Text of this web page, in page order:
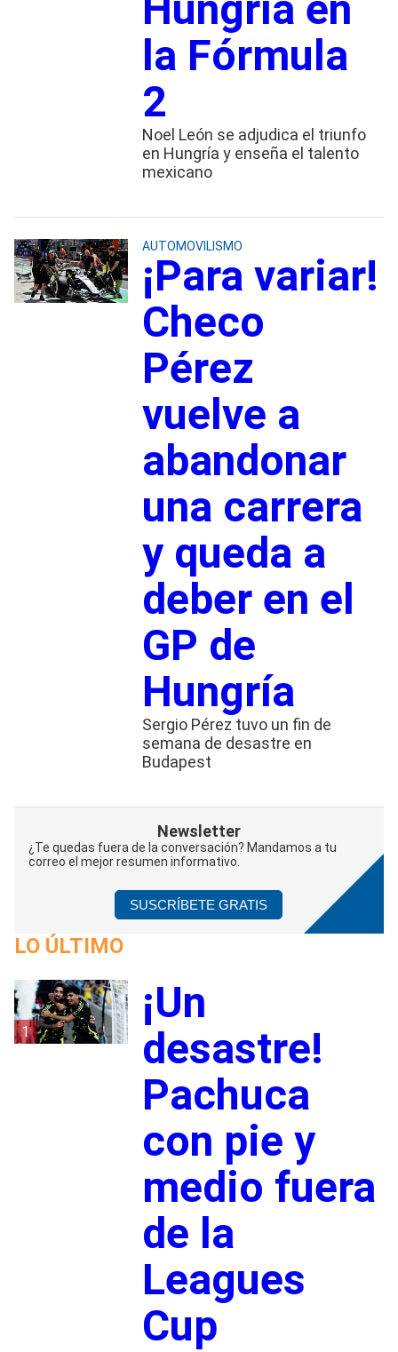
la Fórmula
2
Noel León se adjudica el triunfo
en Hungría y enseña el talento
mexicano
AUTOMOVILISMO
¡Para variar!
Checo
Pérez
vuelve a
abandonar
una carrera
y queda a
deber en el
GP de
Hungría
Sergio Pérez tuvo un fin de
semana de desastre en
Budapest
Newsletter
¿Te quedas fuera de la conversación? Mandamos a tu
correo el mejor resumen informativo.
SUSCRÍBETE GRATIS
LO ÚLTIMO
1
¡Un
desastre!
Pachuca
con pie y
medio fuera
de la
Leagues
Cup